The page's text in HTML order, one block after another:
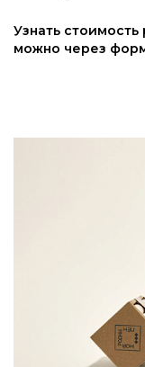
Узнать
можно через